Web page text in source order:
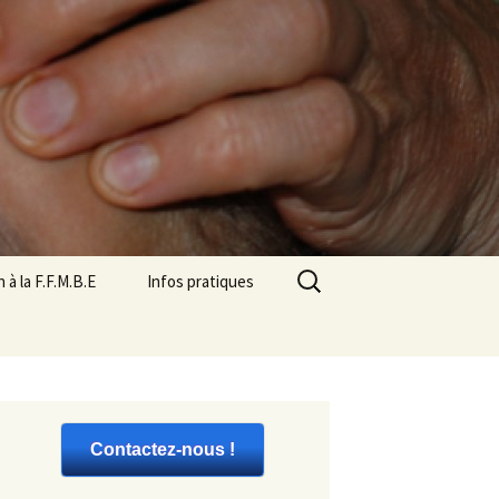
la F.F.M.B.E Infos pratiques
Rechercher :
Contactez-nous !